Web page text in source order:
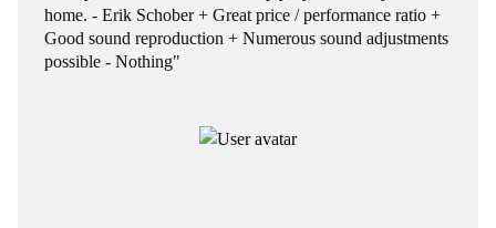
home. - Erik Schober + Great price / performance ratio +
Good sound reproduction + Numerous sound adjustments
possible - Nothing"